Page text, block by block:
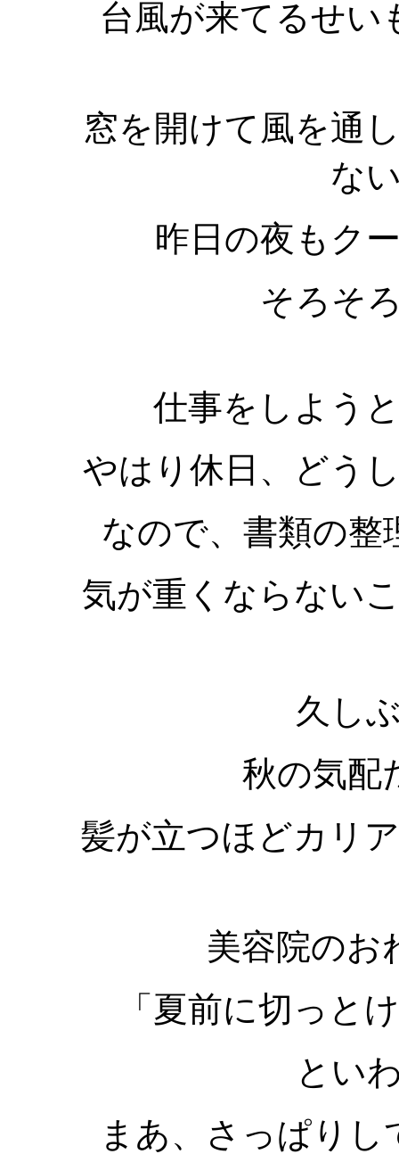
台風が来てるせい
窓を開けて風を通
な
昨日の夜もク
そろそ
仕事をしよう
やはり休日、どう
なので、書類の整
気が重くならない
久し
秋の気配
髪が立つほどカリ
美容院のお
「夏前に切っと
とい
まあ、さっぱり